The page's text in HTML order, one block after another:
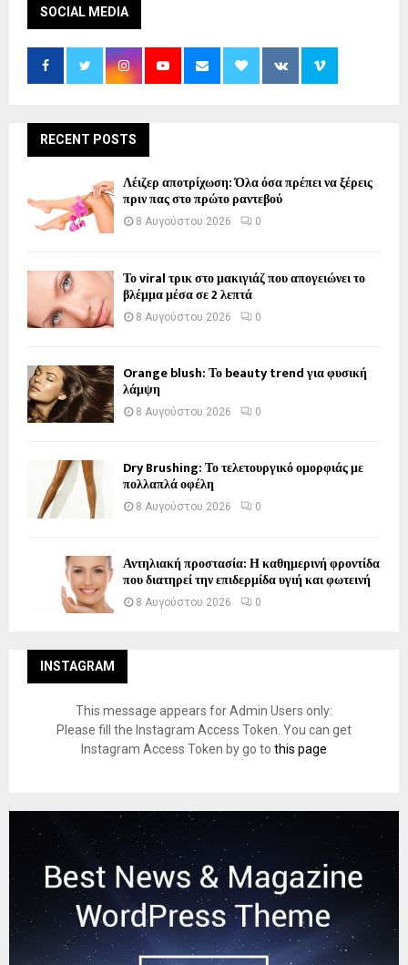
SOCIAL MEDIA
RECENT POSTS
Λέιζερ αποτρίχωση: Όλα όσα πρέπει να ξέρεις
πριν πας στο πρώτο ραντεβού
8 Αυγούστου 2026 0
Το viral τρικ στο μακιγιάζ που απογειώνει το
βλέμμα μέσα σε 2 λεπτά
8 Αυγούστου 2026 0
Orange blush: Το beauty trend για φυσική
λάμψη
8 Αυγούστου 2026 0
Dry Brushing: Το τελετουργικό ομορφιάς με
πολλαπλά οφέλη
8 Αυγούστου 2026 0
Αντηλιακή προστασία: Η καθημερινή φροντίδα
που διατηρεί την επιδερμίδα υγιή και φωτεινή
8 Αυγούστου 2026 0
INSTAGRAM
This message appears for Admin Users only:
Please fill the Instagram Access Token. You can get
Instagram Access Token by go to this page